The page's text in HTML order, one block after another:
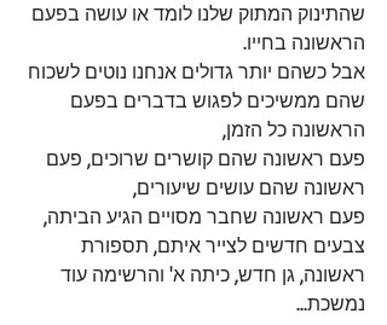
שהתינוק המתוק שלנו לומד או עושה בפעם
הראשונה בחייו.
אבל כשהם יותר גדולים אנחנו נוטים לשכוח
שהם ממשיכים לפגוש בדברים בפעם
הראשונה כל הזמן,
פעם ראשונה שהם קושרים שרוכים, פעם
ראשונה שהם עושים שיעורים,
פעם ראשונה שחבר מסויים הגיע הביתה,
צבעים חדשים לצייר איתם, תספורת
ראשונה, גן חדש, כיתה א' והרשימה עוד
נמשכת...